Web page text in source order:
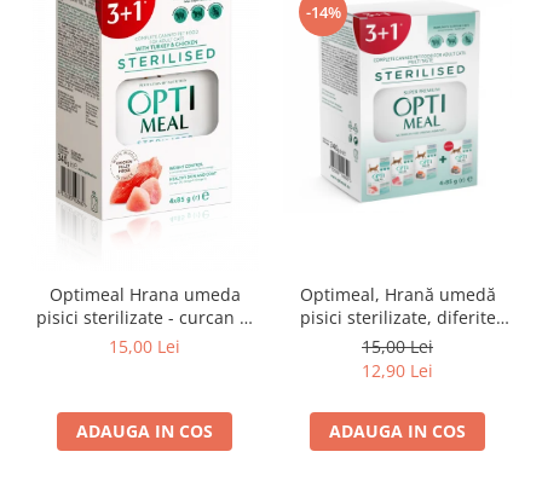
Optimeal Hrana umeda
pisici sterilizate - curcan si
pui in sos, set 3+1,
15,00 Lei
ADAUGA IN COS
-14%
Optimeal, Hrană umedă
pisici sterilizate, diferite
arome, (3+1), 0.34kg
15,00 Lei
12,90 Lei
ADAUGA IN COS